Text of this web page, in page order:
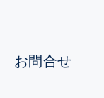
お問合せ